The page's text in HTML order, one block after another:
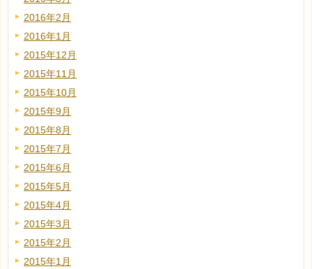
2016年2月
2016年1月
2015年12月
2015年11月
2015年10月
2015年9月
2015年8月
2015年7月
2015年6月
2015年5月
2015年4月
2015年3月
2015年2月
2015年1月